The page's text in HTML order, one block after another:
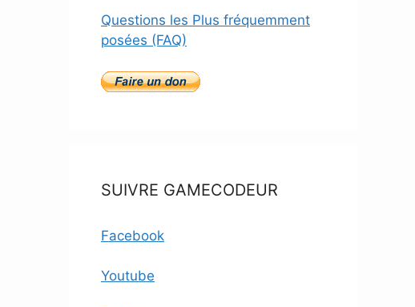
Questions les Plus fréquemment
posées (FAQ)
SUIVRE GAMECODEUR
Facebook
Youtube